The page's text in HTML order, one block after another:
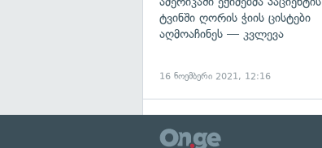
ტვინში ღორის ჭიის ცისტები
აღმოაჩინეს — კვლევა
16 ნოემბერი 2021, 12:16